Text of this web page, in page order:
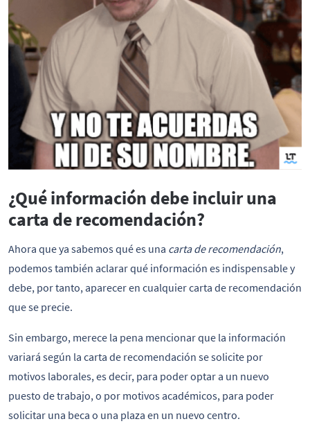
¿Qué información debe incluir una
carta de recomendación?
Ahora que ya sabemos qué es una carta de recomendación,
podemos también aclarar qué información es indispensable y
debe, por tanto, aparecer en cualquier carta de recomendación
que se precie.
Sin embargo, merece la pena mencionar que la información
variará según la carta de recomendación se solicite por
motivos laborales, es decir, para poder optar a un nuevo
puesto de trabajo, o por motivos académicos, para poder
solicitar una beca o una plaza en un nuevo centro.